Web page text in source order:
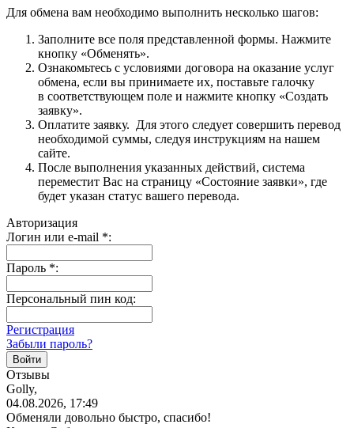
Для обмена вам необходимо выполнить несколько шагов:
Заполните все поля представленной формы. Нажмите
кнопку «Обменять».
Ознакомьтесь с условиями договора на оказание услуг
обмена, если вы принимаете их, поставьте галочку
в соответствующем поле и нажмите кнопку «Создать
заявку».
Оплатите заявку. Для этого следует совершить перевод
необходимой суммы, следуя инструкциям на нашем
сайте.
После выполнения указанных действий, система
переместит Вас на страницу «Состояние заявки», где
будет указан статус вашего перевода.
Авторизация
Логин или e-mail *:
Пароль *:
Персональный пин код:
Регистрация
Забыли пароль?
Отзывы
Golly,
04.08.2026, 17:49
Обменяли довольно быстро, спасибо!